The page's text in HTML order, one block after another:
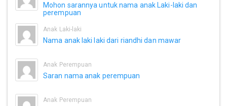
Mohon sarannya untuk nama anak Laki-laki dan
perempuan
Anak Laki-laki
Nama anak laki laki dari riandhi dan mawar
Anak Perempuan
Saran nama anak perempuan
Anak Perempuan